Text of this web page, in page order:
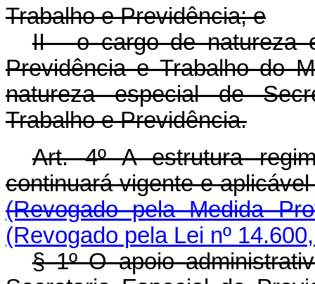
Trabalho e Previdência; e
II - o cargo de natureza
Previdência e Trabalho do
natureza especial de
Trabalho e Previdência.
Art. 4º A estrutura
continuará vigente e
(Revogado pela Medida
(Revogado pela Lei nº
§ 1º O apoio